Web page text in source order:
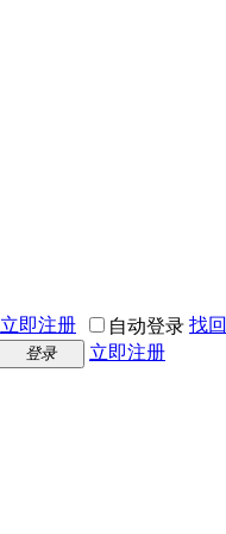
立即注册 自动登录 找
登录 立即注册